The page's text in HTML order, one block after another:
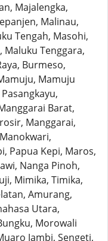
Majalengka,
Malinau,
Tengah, Masohi,
Maluku Tenggara,
Burmeso,
Mamuju
Barat,
Manggarai,
Papua Kepi, Maros,
Nanga Pinoh,
Mimika, Timika,
Amurang,
Utara,
Morowali
Jambi, Sengeti,